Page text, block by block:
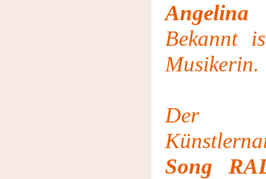
Bekannt
Musikerin.
Der
Song